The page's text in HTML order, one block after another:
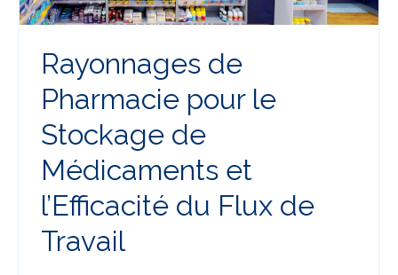
Rayonnages de
Pharmacie pour le
Stockage de
Médicaments et
l’Efficacité du Flux de
Travail